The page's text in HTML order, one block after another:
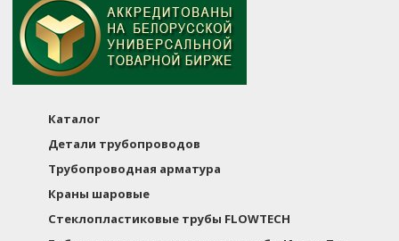
Каталог
Детали трубопроводов
Трубопроводная арматура
Краны шаровые
Стеклопластиковые трубы FLOWTECH